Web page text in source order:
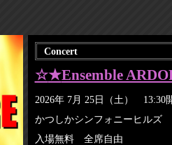
Concert
☆★Ensemble
2026年 7月 25日（土） 13:30
かつしかシンフォニーヒル
入場無料 全席自由